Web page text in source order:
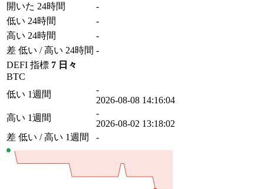
開いた 24時間
-
低い 24時間
-
高い 24時間
-
差 低い / 高い 24時間 -
DEFI 指標 7 日々
BTC
低い 1週間
-
2026-08-08 14:16:04
高い 1週間
-
2026-08-02 13:18:02
差 低い / 高い 1週間
-